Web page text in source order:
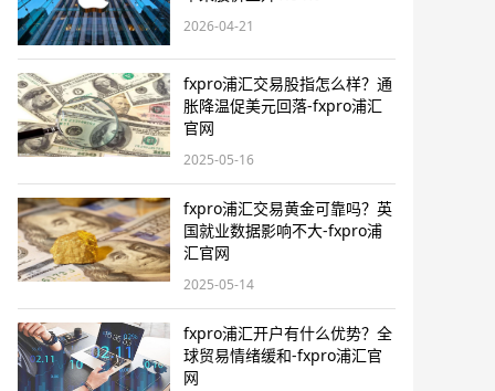
2026-04-21
fxpro浦汇交易股指怎么样？通
胀降温促美元回落-fxpro浦汇
官网
2025-05-16
fxpro浦汇交易黄金可靠吗？英
国就业数据影响不大-fxpro浦
汇官网
2025-05-14
fxpro浦汇开户有什么优势？全
球贸易情绪缓和-fxpro浦汇官
网